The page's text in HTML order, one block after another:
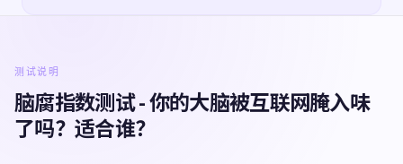
测试说明
脑腐指数测试 - 你的大脑被互联网腌入味
了吗？适合谁？